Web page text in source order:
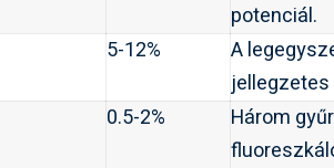
potenciál.
5-12%
A
0.5-2%
Három